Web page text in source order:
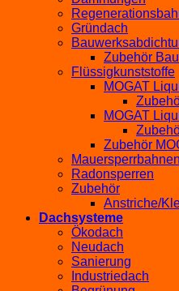
Gründach
Zubehör
Flüssigkunststoffe
MOGAT
MOGAT
Zubehör
Mauersperrbahnen
Radonsperren
Zubehör
Anstriche/
Dachsysteme
Ökodach
Neudach
Sanierung
Industriedach